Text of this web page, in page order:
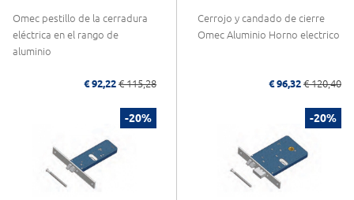
Omec pestillo de la cerradura
eléctrica en el rango de
aluminio
€ 92,22 € 115,28
Cerrojo y candado de cierre
Omec Aluminio Horno electrico
€ 96,32 € 120,40
-20% -20%